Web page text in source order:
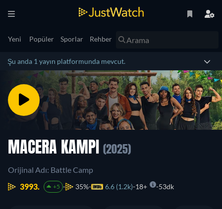
Yeni Popüler Sporlar Rehber
Şu anda 1 yayın platformunda mevcut.
MACERA KAMPI (2025)
Orijinal Adı: Battle Camp
3993.
+5 35% 6.6 (1.2k) 18+ 53dk